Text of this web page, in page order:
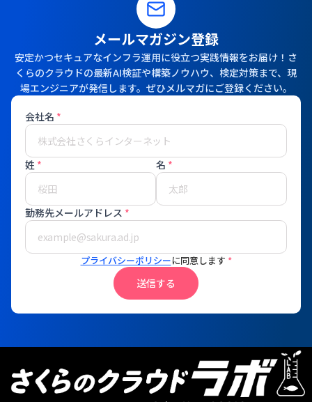
メールマガジン登録
安定かつセキュアなインフラ運用に役立つ実践情報をお届け！さ
くらのクラウドの最新AI検証や構築ノウハウ、検定対策まで、現
場エンジニアが発信します。ぜひメルマガにご登録ください。
会社名 *
姓 * 名 *
勤務先メールアドレス *
プライバシーポリシーに同意します *
送信する